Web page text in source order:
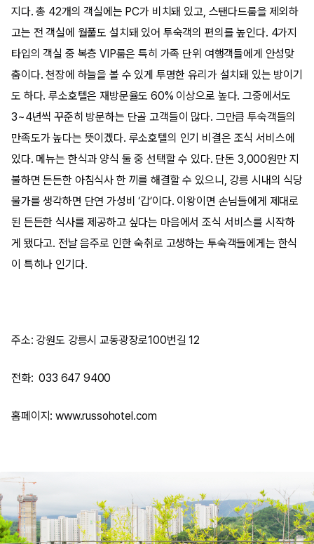
지다. 총 42개의 객실에는 PC가 비치돼 있고, 스탠다드룸을 제외하
고는 전 객실에 월풀도 설치돼 있어 투숙객의 편의를 높인다. 4가지
타입의 객실 중 복층 VIP룸은 특히 가족 단위 여행객들에게 안성맞
춤이다. 천장에 하늘을 볼 수 있게 투명한 유리가 설치돼 있는 방이기
도 하다. 루소호텔은 재방문율도 60% 이상으로 높다. 그중에서도
3~4년씩 꾸준히 방문하는 단골 고객들이 많다. 그만큼 투숙객들의
만족도가 높다는 뜻이겠다. 루소호텔의 인기 비결은 조식 서비스에
있다. 메뉴는 한식과 양식 둘 중 선택할 수 있다. 단돈 3,000원만 지
불하면 든든한 아침식사 한 끼를 해결할 수 있으니, 강릉 시내의 식당
물가를 생각하면 단연 가성비 ‘갑’이다. 이왕이면 손님들에게 제대로
된 든든한 식사를 제공하고 싶다는 마음에서 조식 서비스를 시작하
게 됐다고. 전날 음주로 인한 숙취로 고생하는 투숙객들에게는 한식
이 특히나 인기다.
주소: 강원도 강릉시 교동광장로100번길 12
전화: 033 647 9400
홈페이지: www.russohotel.com